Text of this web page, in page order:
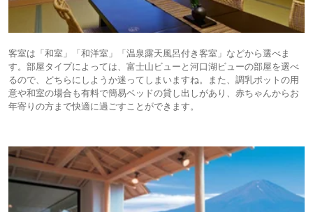
客室は「和室」「和洋室」「温泉露天風呂付き客室」などから選べま
す。部屋タイプによっては、富士山ビューと河口湖ビューの部屋を選べ
るので、どちらにしようか迷ってしまいますね。また、調乳ポットの用
意や和室の場合も有料で簡易ベッドの貸し出しがあり、赤ちゃんからお
年寄りの方まで快適に過ごすことができます。